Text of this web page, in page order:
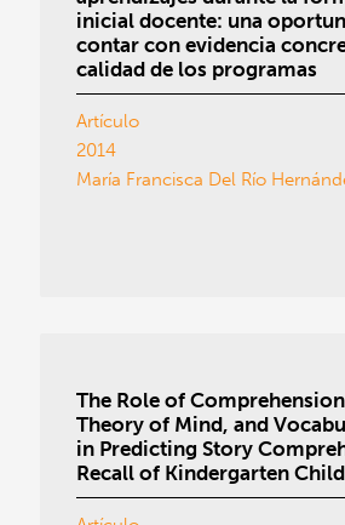
inicial docente: una
contar con evidencia
calidad de los programas
Artículo
2014
María Francisca Del Río
The Role of
Theory of Mind, and
in Predicting Story
Recall of Kindergarten